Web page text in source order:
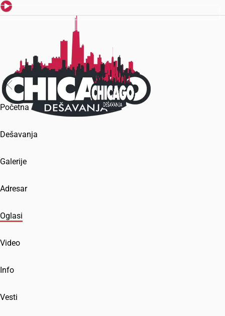
Početna
Dešavanja
Galerije
Adresar
Oglasi
Video
Info
Vesti